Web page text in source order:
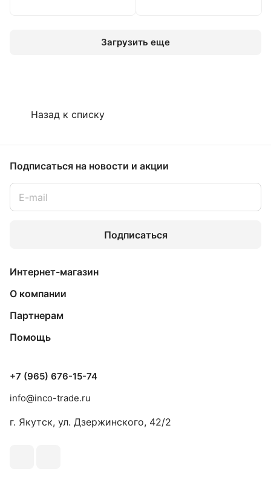
Загрузить еще
Назад к списку
Подписаться на новости и акции
Подписаться
Интернет-магазин
О компании
Партнерам
Помощь
+7 (965) 676-15-74
info@inco-trade.ru
г. Якутск, ул. Дзержинского, 42/2